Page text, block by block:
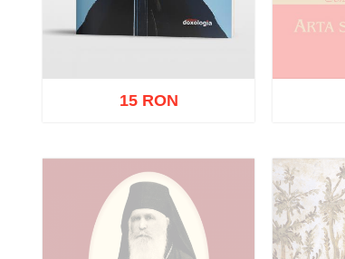
Adaugă în coș Wishlist
15 RON